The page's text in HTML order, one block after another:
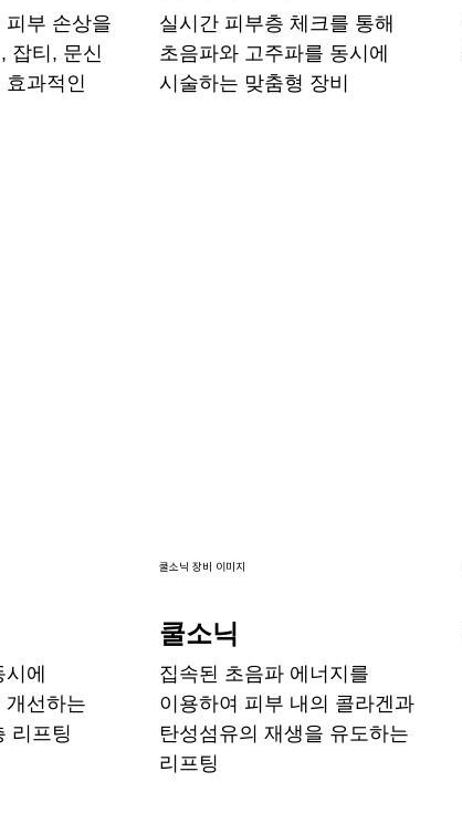
피부 손상을
잡티, 문신
과적인
실시간 피부층 체크를 통해
초음파와 고주파를 동시에
시술하는 맞춤형 장비
시에
개선하는
리프팅
쿨소닉 장비 이미지
쿨소닉
집속된 초음파 에너지를
이용하여 피부 내의 콜라겐과
탄성섬유의 재생을 유도하는
리프팅